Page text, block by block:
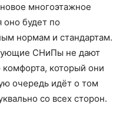
многоэтажное
оно будет по
нормам и стандартам.
СНиПы не дают
который они
очередь идёт о том
со всех сторон.